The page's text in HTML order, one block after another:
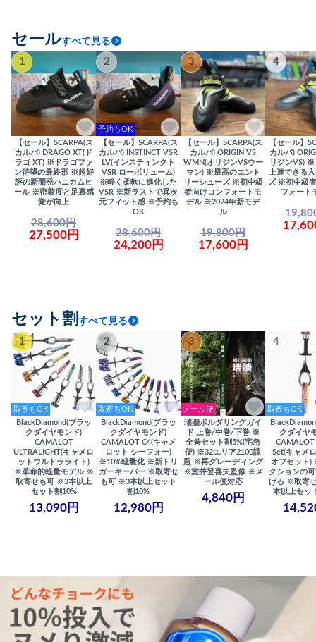
セールすべて見る
1
【セール】SCARPA(ス
カルパ) DRAGO XT(ド
ラゴ XT) ※ドラゴファ
ン待望の最終形 ※超好
評の新開発ハニカムヒ
ール ※密着度と足裏感
覚が向上
28,600円
27,500円
2
予約もOK
【セール】SCARPA(ス
カルパ) INSTINCT VSR
LV(インスティンクト
VSR ローボリューム)
※軽く柔軟に進化した
VSR ※新ラストで異次
元フィット感 ※予約も
OK
28,600円
24,200円
3
【セール】SCARPA(ス
カルパ) ORIGIN VS
WMN(オリジンVSウー
マン) ※最高のエント
リーシューズ ※初中級
者向けコンフォートモ
デル ※2024年新モデ
ル
19,800円
17,600円
4
【セール】
カルパ)
リジンVS) ※
上達できる
ズ ※初中級
フォート
セット割 すべて見る
1
取寄もOK
BlackDiamond(ブラッ
クダイヤモンド)
CAMALOT
ULTRALIGHT(キャメロ
ットウルトラライト)
※革命的軽量モデル ※
取寄せも可 ※3本以上
セット割10%
13,090円
2
取寄もOK
BlackDiamond(ブラッ
クダイヤモンド)
CAMALOT C4(キャメ
ロット シーフォー)
※10%軽量化 ※新トリ
ガーキーパー ※取寄せ
も可 ※3本以上セット
割10%
12,980円
3
メール便
瑞牆ボルダリングガイ
ド 上巻/中巻/下巻 ※
全巻セット割5%(宅急
便) ※32エリア2100課
題 ※再グレーディング
※室井登喜夫監修 ※メ
ール便対応
4,840円
4
取寄もOK
クダイヤ
Set(キャメ
オフセット)
クションの
げる ※取寄
本以上セッ